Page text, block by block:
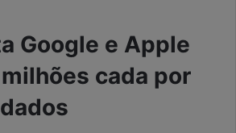
Google e Apple
cada por